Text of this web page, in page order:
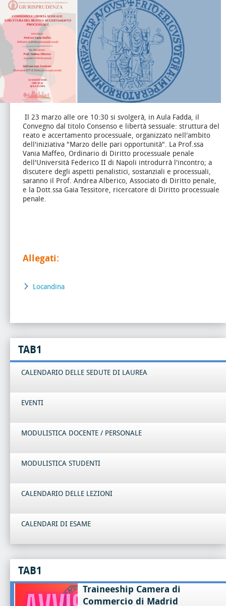
Il 23 marzo alle ore 10:30 si svolgerà, in Aula Fadda, il
Convegno dal titolo Consenso e libertà sessuale: struttura del
reato e accertamento processuale, organizzato nell'ambito
dell'iniziativa "Marzo delle pari opportunità". La Prof.ssa
Vania Maffeo, Ordinario di Diritto processuale penale
dell'Università Federico II di Napoli introdurrà l'incontro; a
discutere degli aspetti penalistici, sostanziali e processuali,
saranno il Prof. Andrea Alberico, Associato di Diritto penale,
e la Dott.ssa Gaia Tessitore, ricercatore di Diritto processuale
penale.
Allegati:
Locandina
TAB1
CALENDARIO DELLE SEDUTE DI LAUREA
EVENTI
MODULISTICA DOCENTE / PERSONALE
MODULISTICA STUDENTI
CALENDARIO DELLE LEZIONI
CALENDARI DI ESAME
TAB1
Traineeship Camera di
Commercio di Madrid